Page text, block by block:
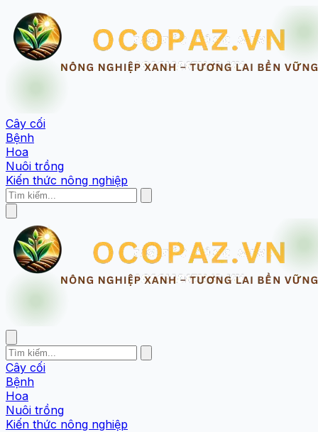
Cây cối
Bệnh
Hoa
Nuôi trồng
Kiến thức nông nghiệp
Cây cối
Bệnh
Hoa
Nuôi trồng
Kiến thức nông nghiệp